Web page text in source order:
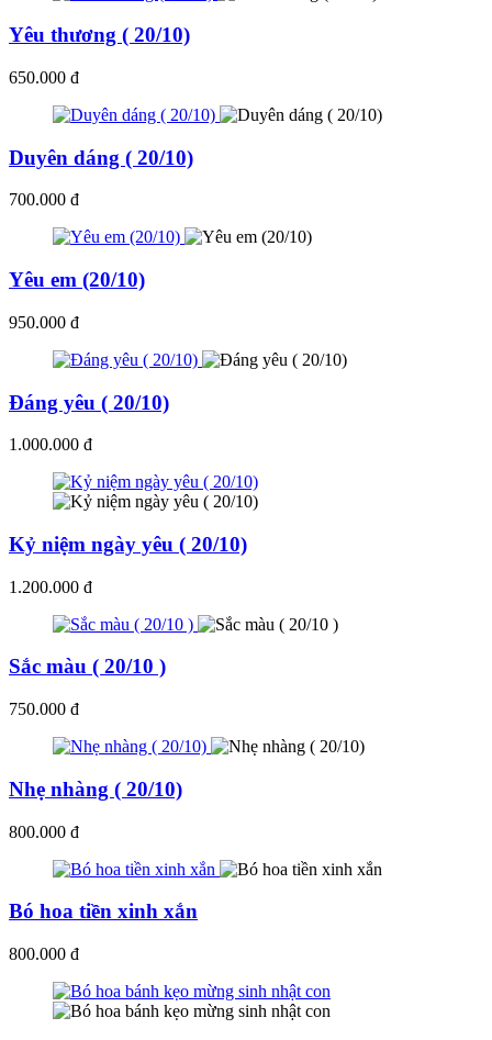
Yêu thương ( 20/10)
650.000 đ
Duyên dáng ( 20/10)
700.000 đ
Yêu em (20/10)
950.000 đ
Đáng yêu ( 20/10)
1.000.000 đ
Kỷ niệm ngày yêu ( 20/10)
1.200.000 đ
Sắc màu ( 20/10 )
750.000 đ
Nhẹ nhàng ( 20/10)
800.000 đ
Bó hoa tiền xinh xắn
800.000 đ